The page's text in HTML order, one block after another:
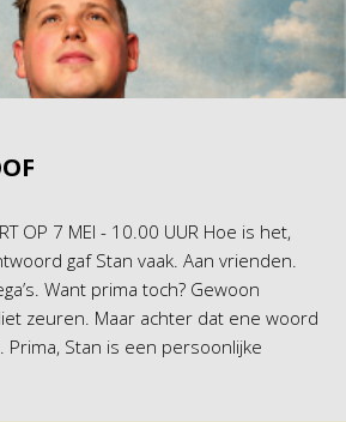
OP 7 MEI - 10.00 UUR Hoe is het,
gaf Stan vaak. Aan vrienden.
Want prima toch? Gewoon
zeuren. Maar achter dat ene woord
Prima, Stan is een persoonlijke